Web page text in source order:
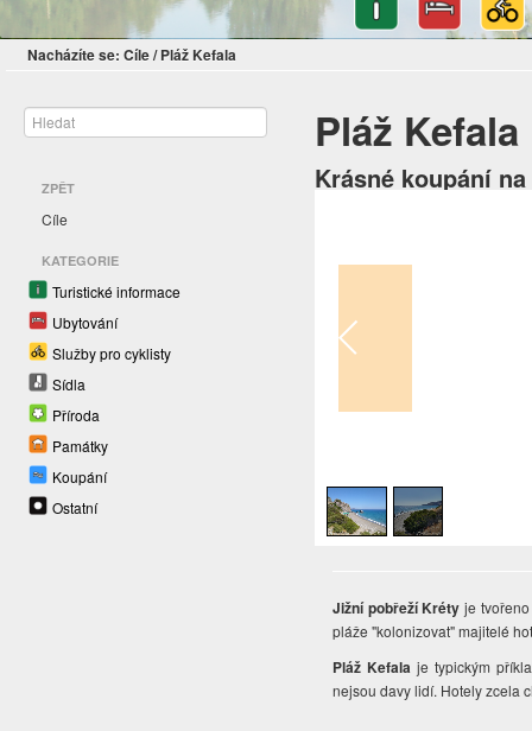
Nacházíte se: Cíle/ Pláž Kefala
ZPĚT
Cíle
KATEGORIE
Turistické informace
Ubytování
Služby pro cyklisty
Sídla
Příroda
Památky
Koupání
Ostatní
Pláž Kefala
Krásné koupání
Jižní pobřeží Kréty je
pláže "kolonizovat" majitelé
Pláž Kefala je typickým
nejsou davy lidí. Hotely zcela